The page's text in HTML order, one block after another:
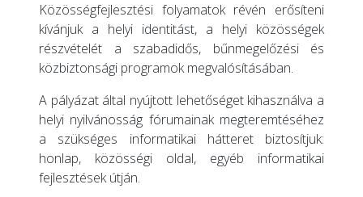
Közösségfejlesztési folyamatok révén erősíteni
kívánjuk a helyi identitást, a helyi közösségek
részvételét a szabadidős, bűnmegelőzési és
közbiztonsági programok megvalósításában.
A pályázat által nyújtott lehetőséget kihasználva a
helyi nyilvánosság fórumainak megteremtéséhez
a szükséges informatikai hátteret biztosítjuk:
honlap, közösségi oldal, egyéb informatikai
fejlesztések útján.